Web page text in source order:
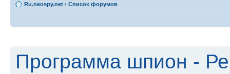
Ru.neospy.net ‹ Список форумов
Программа шпион -